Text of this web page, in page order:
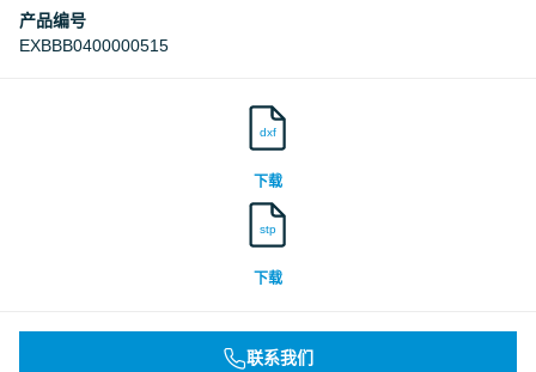
产品编号
EXBBB0400000515
dxf
下载
stp
下载
联系我们